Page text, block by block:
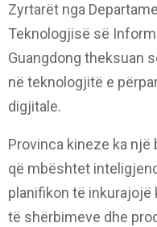
Zyrtarët nga
Teknologjisë së
Guangdong theksuan
në teknologjitë e
digjitale.
Provinca kineze ka
që mbështet
planifikon të
të shërbimeve dhe